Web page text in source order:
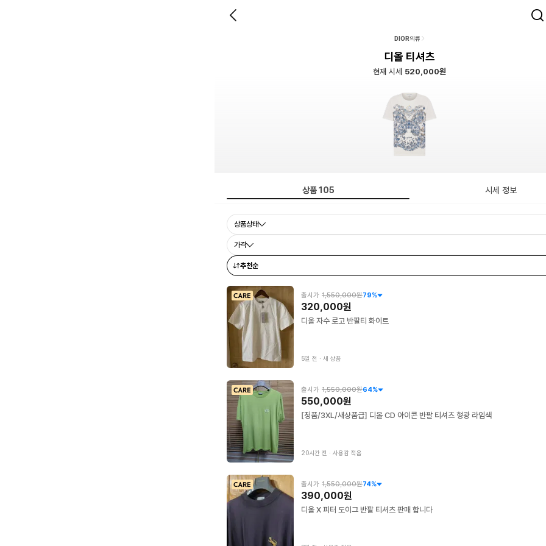
DIOR의류
디올 티셔츠
현재 시세 520,000원
상품105 시세 정보
상품상태
가격
추천순
출시가 1,550,000원79%
320,000원
디올 자수 로고 반팔티 화이트
5일 전 ∙ 새 상품
출시가 1,550,000원64%
550,000원
[정품/3XL/새상품급] 디올 CD 아이콘 반팔 티셔츠 형광 라임색
20시간 전 ∙ 사용감 적음
출시가 1,550,000원74%
390,000원
디올 X 피터 도이그 반팔 티셔츠 판매 합니다